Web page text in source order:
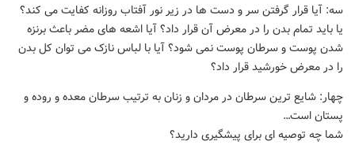
سه: آیا قرار گرفتن سر و دست ها در زیر نور آفتاب روزانه کفایت می کند؟
یا باید تمام بدن را در معرض آن قرار داد؟ آیا اشعه های مضر باعث برنزه
شدن پوست و سرطان پوست نمی شود؟ آیا با لباس نازک می توان کل بدن
را در معرض خورشید قرار داد؟
چهار: شایع ترین سرطان در مردان و زنان به ترتیب سرطان معده و روده و
پستان است…
شما چه توصیه ای برای پیشگیری دارید؟